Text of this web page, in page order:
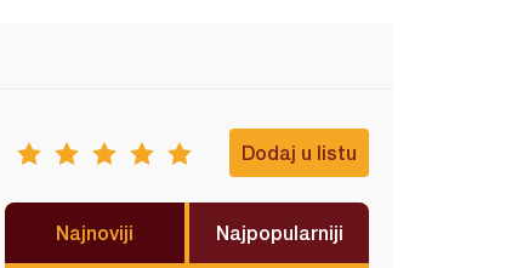
Dodaj u listu
Najnoviji Najpopularniji